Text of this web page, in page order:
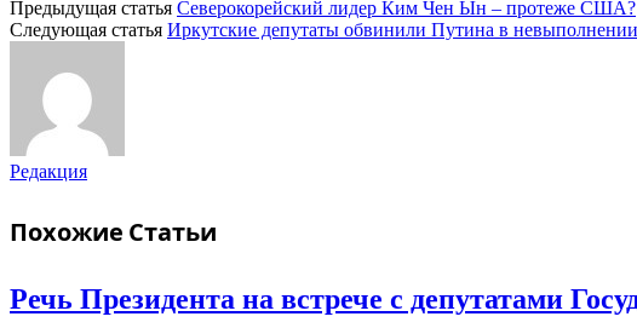
Предыдущая статья Северокорейский лидер Ким Чен Ын – протеже США?
Следующая статья Иркутские депутаты обвинили Путина в
Редакция
Похожие Статьи
Речь Президента на встрече с депутатами